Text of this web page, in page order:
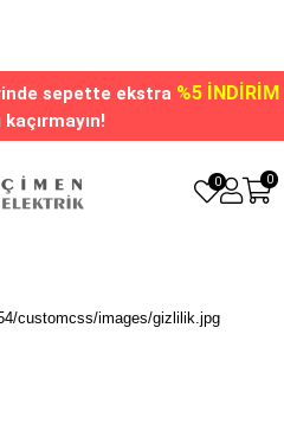
sepette ekstra %5 İNDİRİM
kaçırmayın!
0
0